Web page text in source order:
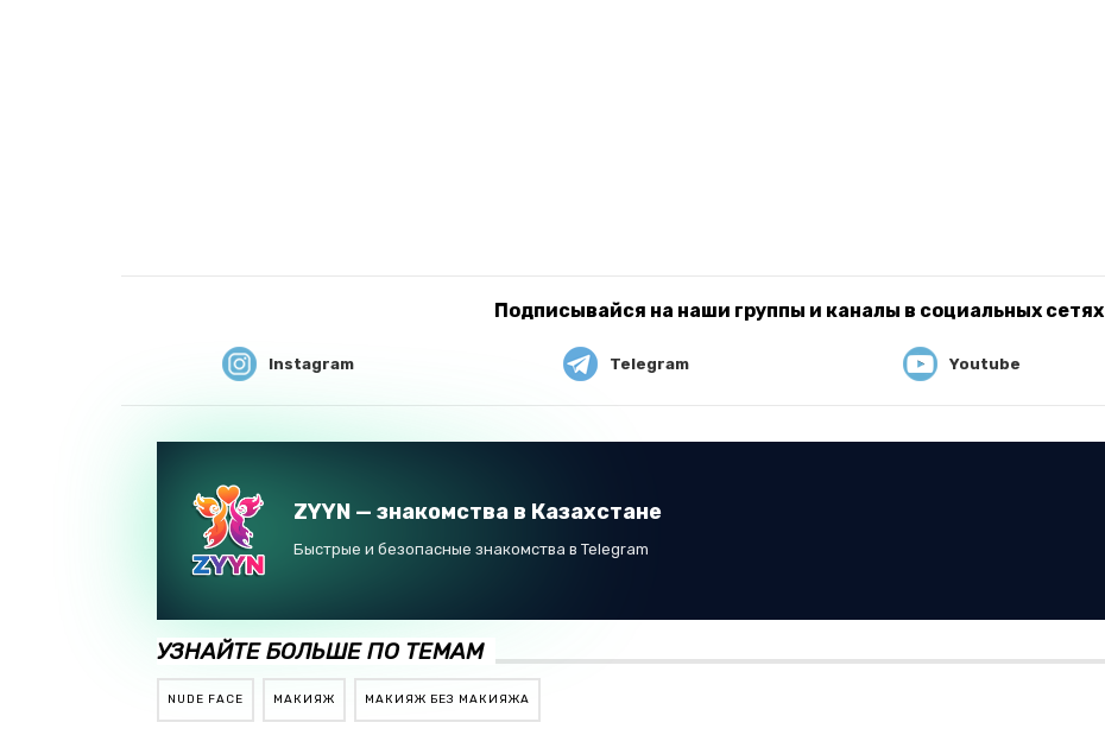
Подписывайся на наши группы и каналы в социальных сетях
Instagram Telegram Youtube
ZYYN — знакомства в Казахстане
Быстрые и безопасные знакомства в Telegram
УЗНАЙТЕ БОЛЬШЕ ПО ТЕМАМ
NUDE FACE МАКИЯЖ МАКИЯЖ БЕЗ МАКИЯЖА